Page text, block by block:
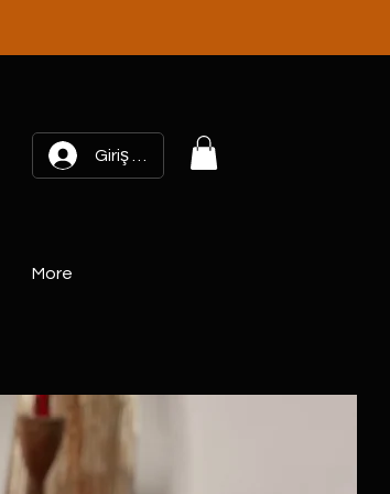
Giriş yap
More